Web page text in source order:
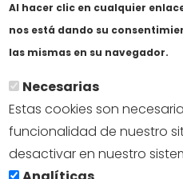
Al hacer clic en cualquier
nos está dando su
las mismas en su navegador.
Necesarias
Estas cookies son
funcionalidad de nuestro
desactivar en nuestro
Informes y documentación
Perfil del contratante
Oficinas de Turismo